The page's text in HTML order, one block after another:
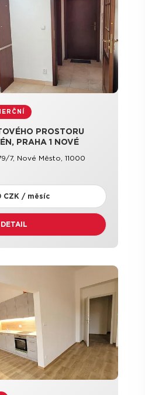
PROSTORU
PRAHA 1 NOVÉ
7, Nové Město, 11000
CZK / měsíc
DETAIL